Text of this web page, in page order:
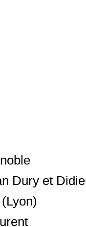
Dury et
(Lyon)